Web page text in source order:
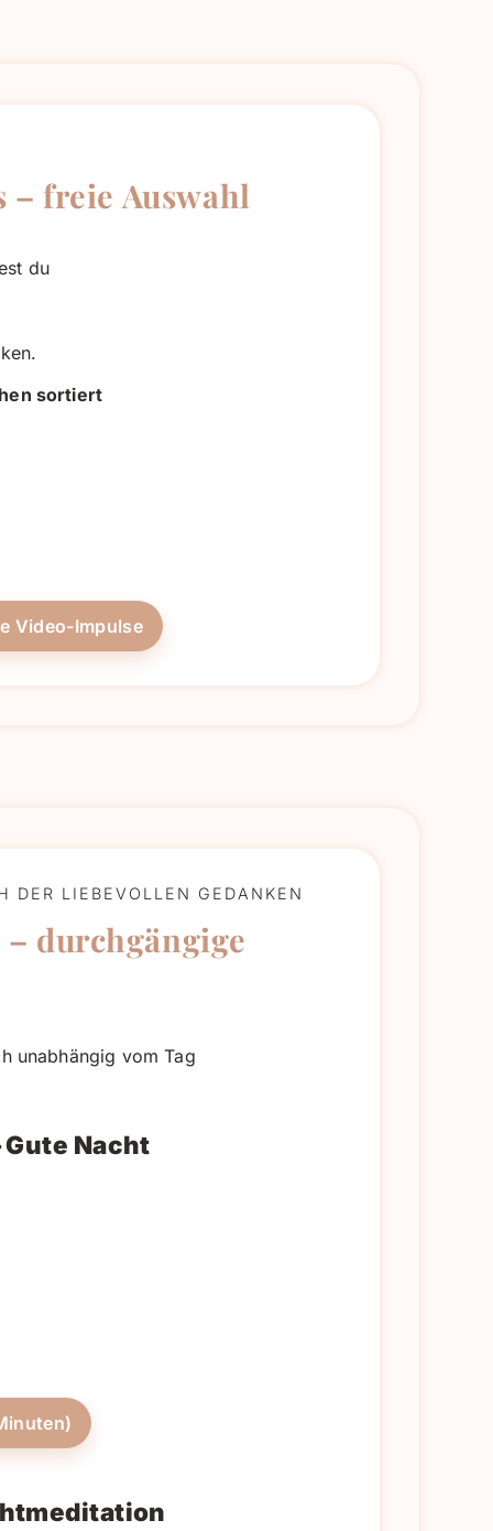
– freie Auswahl
du
sortiert
Video-Impulse
DER LIEBEVOLLEN GEDANKEN
durchgängige
unabhängig vom Tag
Nacht